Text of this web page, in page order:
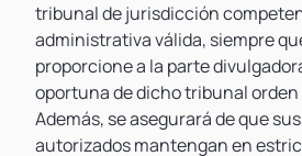
tribunal de jurisdicción
administrativa válida, siempre
proporcione a la parte
oportuna de dicho tribunal
Además, se asegurará de que
autorizados mantengan en